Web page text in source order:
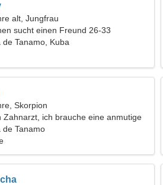
alt, Jungfrau
sucht einen Freund 26-33
de Tanamo, Kuba
Skorpion
Zahnarzt, ich brauche eine anmutige
de Tanamo